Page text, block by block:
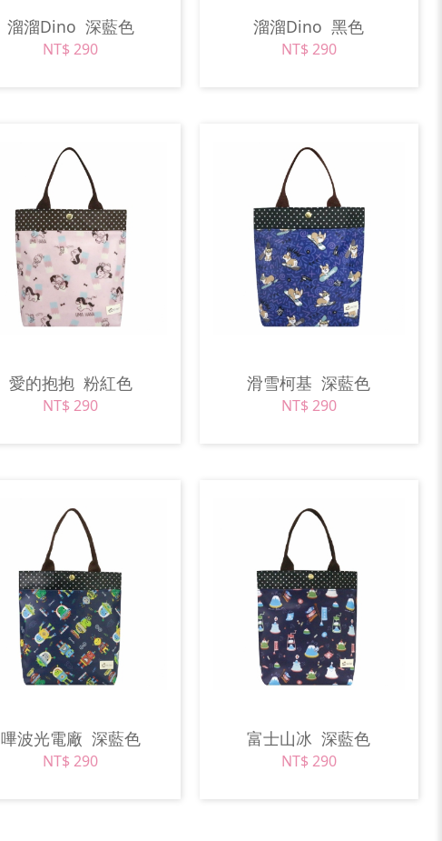
溜溜Dino 深藍色
NT$ 290
溜溜Dino黑色
NT$ 290
愛的抱抱 粉紅色
NT$ 290
滑雪柯基深藍色
NT$ 290
嗶波光電廠 深藍色
NT$ 290
富士山冰深藍色
NT$ 290